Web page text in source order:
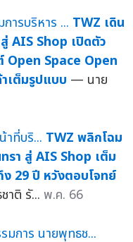
TWZ เดิน
AIS Shop เปิดตัว
Open Space Open
เต็มรูปแบบ — นาย
TWZ พลิกโฉม
รา สู่ AIS Shop เต็ม
ง 29 ปี หวังตอบโจทย์
ติ รั... พ.ค. 66